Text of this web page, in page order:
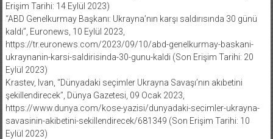
Erişim Tarihi: 14 Eylül 2023)
‘‘ABD Genelkurmay Başkanı: Ukrayna’nın karşı saldırısında 30 günü
kaldı’’, Euronews, 10 Eylül 2023,
https://tr.euronews.com/2023/09/10/abd-genelkurmay-baskani-
ukraynanin-karsi-saldirisinda-30-gunu-kaldi (Son Erişim Tarihi: 20
Eylül 2023)
Krastev, Ivan, ‘‘Dünyadaki seçimler Ukrayna Savaşı’nın akıbetini
şekillendirecek’’, Dünya Gazetesi, 09 Ocak 2023,
https://www.dunya.com/kose-yazisi/dunyadaki-secimler-ukrayna-
savasinin-akibetini-sekillendirecek/681349 (Son Erişim Tarihi: 10
Eylül 2023)